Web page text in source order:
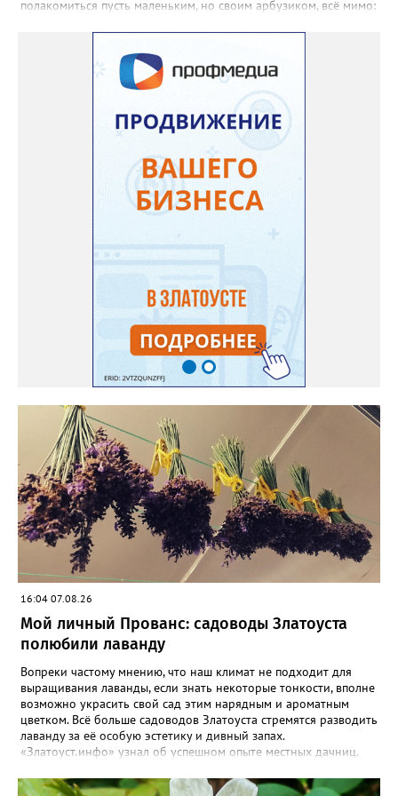
полакомиться пусть маленьким, но своим арбузиком, всё мимо:
«Златоуст.инфо» садовод. – В этом году посадила сорт так
называемых северных арбузов – «Юлия», а также «Коккоро»
(он жёлтый и, говорят, очень сладкий). Вот уже первый на пару
кило вызрел. Чтобы не оборвал плеть, подвешиваю своих
полосатиков в сетках из-под овощей или авоськах,
подкармливаю. Не терпится попробовать!». Опытные
бахчеводы из южных регионов в соцсетях посоветовали нашей
землячке: арбуз будет созревшим не раньше, чем с его кожуры
пропадет матовость (станет глянцевым). По срокам опыления
норма зрелости для «Коккоро» - не менее 42 дней от завязи
размером с грецкий орех. Екатерина выяснила у знающих
людей и причину своих неудач – её сеянцы не опылялись, и это
нужно было делать самостоятельно. «Мужской» цветочек для
этого прикладывают к «женскому» - тычинку к пестику. Фото:
Екатерина Громова, специально для «Златоуст.инфо».
Обсуждение новости здесь
ВКОНТАКТЕ https://vk.com/newszlatoust74
16:04 07.08.26
Мой личный Прованс: садоводы Златоуста
полюбили лаванду
Вопреки частому мнению, что наш климат не подходит для
выращивания лаванды, если знать некоторые тонкости, вполне
возможно украсить свой сад этим нарядным и ароматным
цветком. Всё больше садоводов Златоуста стремятся разводить
лаванду за её особую эстетику и дивный запах.
«Златоуст.инфо» узнал об успешном опыте местных дачниц.
семян (на фото), - отметила «Златоуст.инфо» хозяйка частного